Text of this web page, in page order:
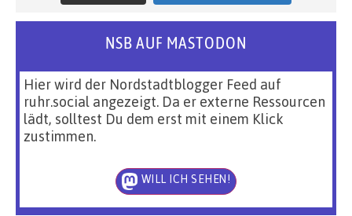
NSB AUF MASTODON
Hier wird der Nordstadtblogger Feed auf
ruhr.social angezeigt. Da er externe Ressourcen
lädt, solltest Du dem erst mit einem Klick
zustimmen.
WILL ICH SEHEN!